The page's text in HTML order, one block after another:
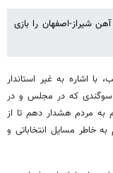
شیراز-اصفهان را بازی
اشاره به غیر استاندار
سوگندی که در مجلس و در
به مردم هشدار دهم تا از
خاطر مسایل انتخاباتی و